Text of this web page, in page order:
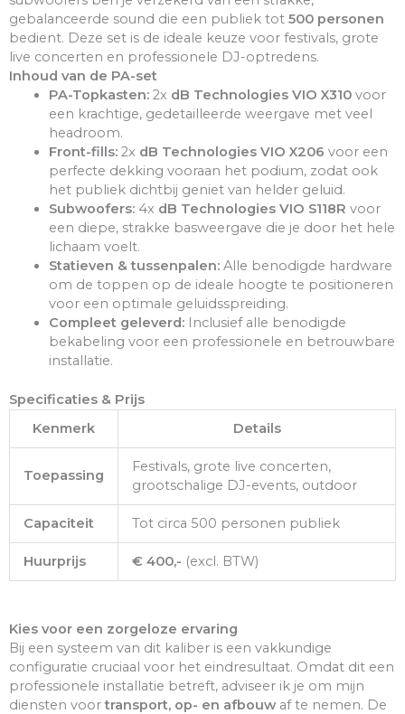
gebalanceerde sound die een publiek tot 500 personen
bedient. Deze set is de ideale keuze voor festivals, grote
live concerten en professionele DJ-optredens.
Inhoud van de PA-set
PA-Topkasten:2x dB Technologies VIO X310voor
een krachtige, gedetailleerde weergave met veel
headroom.
Front-fills:2x dB Technologies VIO X206 voor een
perfecte dekking vooraan het podium, zodat ook
het publiek dichtbij geniet van helder geluid.
Subwoofers:4x dB Technologies VIO S118R voor
een diepe, strakke basweergave die je door het hele
lichaam voelt.
Statieven & tussenpalen:Alle benodigde hardware
om de toppen op de ideale hoogte te positioneren
voor een optimale geluidsspreiding.
Compleet geleverd:Inclusief alle benodigde
bekabeling voor een professionele en betrouwbare
installatie.
Specificaties & Prijs
Kenmerk
Details
Toepassing
Festivals, grote live concerten,
grootschalige DJ-events, outdoor
Capaciteit Tot circa 500 personen publiek
Huurprijs € 400,- (excl. BTW)
Kies voor een zorgeloze ervaring
Bij een systeem van dit kaliber is een vakkundige
configuratie cruciaal voor het eindresultaat. Omdat dit een
professionele installatie betreft, adviseer ik je om mijn
diensten voortransport, op- en afbouw af te nemen. De